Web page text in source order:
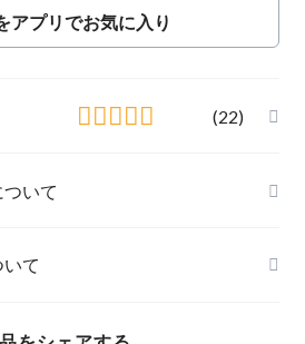
アプリでお気に入り
(22)
いて
て